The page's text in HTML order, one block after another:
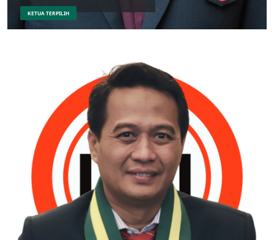
KETUA TERPILIH